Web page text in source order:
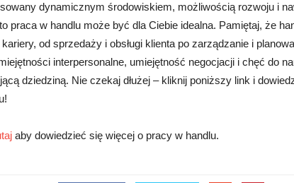
dynamicznym środowiskiem, możliwością rozwoju i
praca w handlu może być dla Ciebie idealna. Pamiętaj, że
od sprzedaży i obsługi klienta po zarządzanie i
interpersonalne, umiejętność negocjacji i chęć do
dziedziną. Nie czekaj dłużej – kliknij poniższy link i
aby dowiedzieć się więcej o pracy w handlu.